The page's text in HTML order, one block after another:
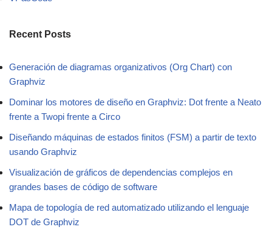
Recent Posts
Generación de diagramas organizativos (Org Chart) con
Graphviz
Dominar los motores de diseño en Graphviz: Dot frente a Neato
frente a Twopi frente a Circo
Diseñando máquinas de estados finitos (FSM) a partir de texto
usando Graphviz
Visualización de gráficos de dependencias complejos en
grandes bases de código de software
Mapa de topología de red automatizado utilizando el lenguaje
DOT de Graphviz